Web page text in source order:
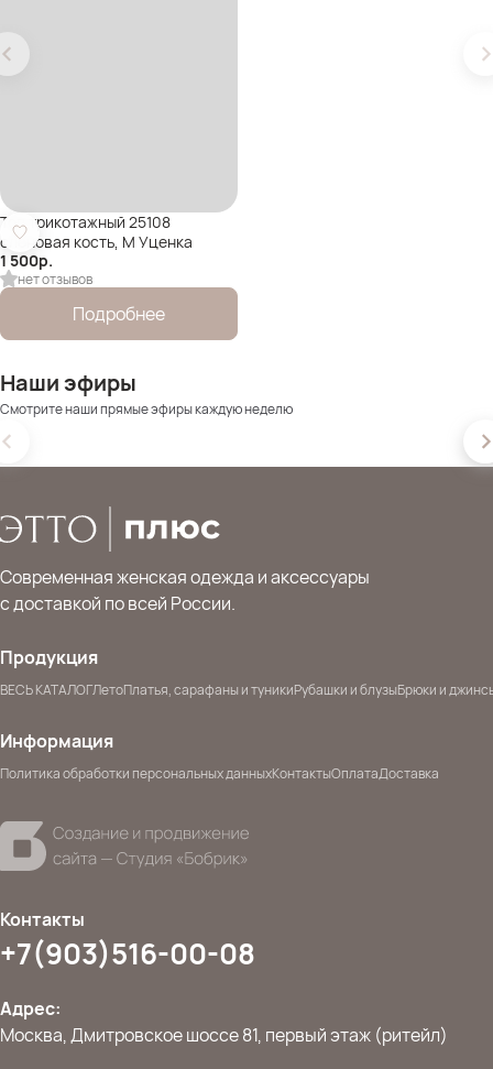
Топ трикотажный 25108
слоновая кость, M Уценка
1 500р.
нет отзывов
Подробнее
Наши эфиры
Смотрите наши прямые эфиры каждую неделю
Современная женская одежда и аксессуары
с доставкой по всей России.
Продукция
ВЕСЬ КАТАЛОГЛетоПлатья, сарафаны и туникиРубашки и блузыБрюки и
Информация
Политика обработки персональных данныхКонтактыОплатаДоставка
Контакты
+7(903)516-00-08
Адрес:
Москва, Дмитровское шоссе 81, первый этаж (ритейл)